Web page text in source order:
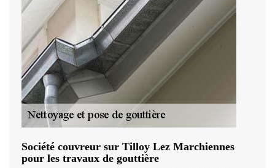
Société couvreur sur Tilloy Lez Marchiennes
pour les travaux de gouttière